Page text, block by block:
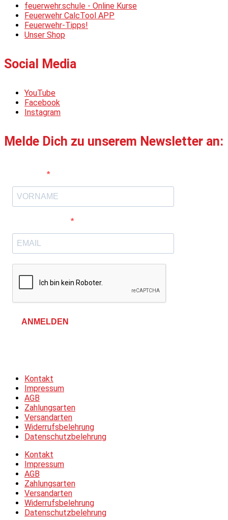
feuerwehr.schule - Online Kurse
Feuerwehr CalcTool APP
Feuerwehr-Tipps!
Unser Shop
Social Media
YouTube
Facebook
Instagram
Melde Dich zu unserem Newsletter an:
ANMELDEN
Kontakt
Impressum
AGB
Zahlungsarten
Versandarten
Widerrufsbelehrung
Datenschutzbelehrung
Kontakt
Impressum
AGB
Zahlungsarten
Versandarten
Widerrufsbelehrung
Datenschutzbelehrung